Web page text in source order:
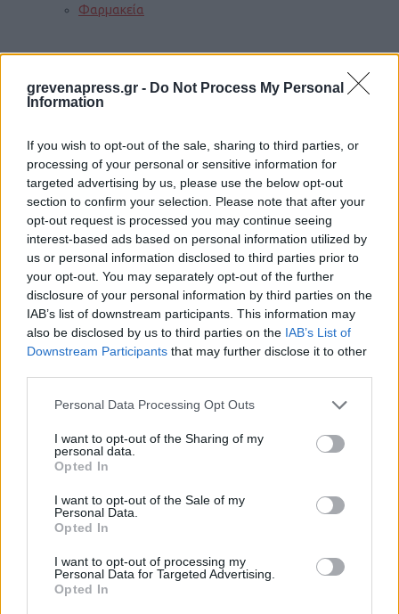
grevenapress.gr - Do Not Process My Personal
Information
If you wish to opt-out of the sale, sharing to third parties, or
processing of your personal or sensitive information for
targeted advertising by us, please use the below opt-out
section to confirm your selection. Please note that after your
opt-out request is processed you may continue seeing
interest-based ads based on personal information utilized by
us or personal information disclosed to third parties prior to
your opt-out. You may separately opt-out of the further
disclosure of your personal information by third parties on the
IAB’s list of downstream participants. This information may
also be disclosed by us to third parties on the IAB’s List of
Downstream Participants that may further disclose it to other
Personal Data Processing Opt Outs
I want to opt-out of the Sharing of my
personal data.
Opted In
I want to opt-out of the Sale of my
Personal Data.
Opted In
I want to opt-out of processing my
Personal Data for Targeted Advertising.
Opted In
Φαρμακεία
Φωτιές
Τροχαία
Σεισμοί
Αποστάσεις
Παιδί
Διακόσμηση
Διατροφή